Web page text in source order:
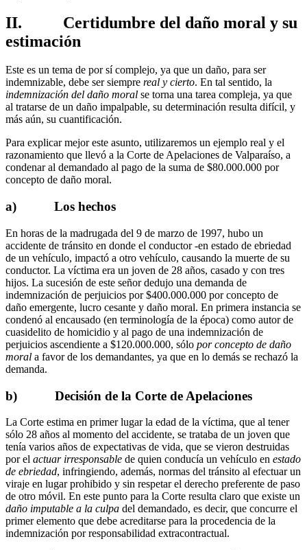
II. Certidumbre del daño moral y su
estimación
Este es un tema de por sí complejo, ya que un daño, para ser
indemnizable, debe ser siempre real y cierto. En tal sentido, la
indemnización del daño moral se torna una tarea compleja, ya que
al tratarse de un daño impalpable, su determinación resulta difícil, y
más aún, su cuantificación.
Para explicar mejor este asunto, utilizaremos un ejemplo real y el
razonamiento que llevó a la Corte de Apelaciones de Valparaíso, a
condenar al demandado al pago de la suma de $80.000.000 por
concepto de daño moral.
a) Los hechos
En horas de la madrugada del 9 de marzo de 1997, hubo un
accidente de tránsito en donde el conductor -en estado de ebriedad
de un vehículo, impactó a otro vehículo, causando la muerte de su
conductor. La víctima era un joven de 28 años, casado y con tres
hijos. La sucesión de este señor dedujo una demanda de
indemnización de perjuicios por $400.000.000 por concepto de
daño emergente, lucro cesante y daño moral. En primera instancia se
condenó al encausado (en terminología de la época) como autor de
cuasidelito de homicidio y al pago de una indemnización de
perjuicios ascendiente a $120.000.000, sólo por concepto de daño
moral a favor de los demandantes, ya que en lo demás se rechazó la
demanda.
b) Decisión de la Corte de Apelaciones
La Corte estima en primer lugar la edad de la víctima, que al tener
sólo 28 años al momento del accidente, se trataba de un joven que
tenía varios años de expectativas de vida, que se vieron destruidas
por el actuar irresponsable de quien conducía un vehículo en estado
de ebriedad, infringiendo, además, normas del tránsito al efectuar un
viraje en lugar prohibido y sin respetar el derecho preferente de paso
de otro móvil. En este punto para la Corte resulta claro que existe un
daño imputable a la culpa del demandado, es decir, que concurre el
primer elemento que debe acreditarse para la procedencia de la
indemnización por responsabilidad extracontractual.